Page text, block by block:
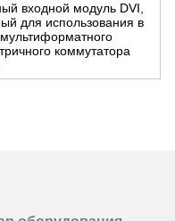
входной модуль DVI,
для использования в
коммутатора